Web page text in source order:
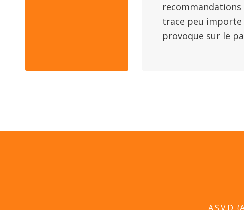
trace peu importe
provoque sur le